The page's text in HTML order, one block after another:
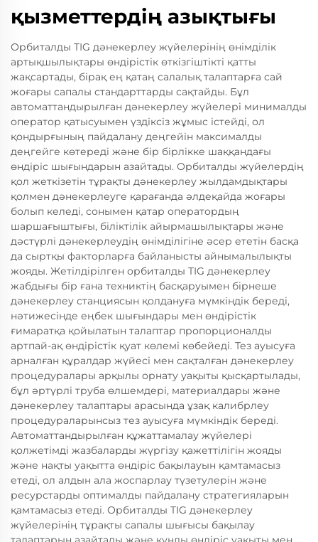
қызметтердің азықтығы
Орбиталды TIG дәнекерлеу жүйелерінің өнімділік
артықшылықтары өндірістік өткізгіштікті қатты
жақсартады, бірақ ең қатаң салалық талаптарға сай
жоғары сапалы стандарттарды сақтайды. Бұл
автоматтандырылған дәнекерлеу жүйелері минималды
оператор қатысуымен үздіксіз жұмыс істейді, ол
қондырғының пайдалану деңгейін максималды
деңгейге көтереді және бір бірлікке шаққандағы
өндіріс шығындарын азайтады. Орбиталды жүйелердің
қол жеткізетін тұрақты дәнекерлеу жылдамдықтары
қолмен дәнекерлеуге қарағанда әлдеқайда жоғары
болып келеді, сонымен қатар оператордың
шаршағыштығы, біліктілік айырмашылықтары және
дәстүрлі дәнекерлеудің өнімділігіне әсер ететін басқа
да сыртқы факторларға байланысты айнымалылықты
жояды. Жетілдірілген орбиталды TIG дәнекерлеу
жабдығы бір ғана техниктің басқаруымен бірнеше
дәнекерлеу станциясын қолдануға мүмкіндік береді,
нәтижесінде еңбек шығындары мен өндірістік
ғимаратқа қойылатын талаптар пропорционалды
артпай-ақ өндірістік қуат көлемі көбейеді. Тез ауысуға
арналған құралдар жүйесі мен сақталған дәнекерлеу
процедуралары арқылы орнату уақыты қысқартылады,
бұл әртүрлі труба өлшемдері, материалдары және
дәнекерлеу талаптары арасында ұзақ калибрлеу
процедураларынсыз тез ауысуға мүмкіндік береді.
Автоматтандырылған құжаттамалау жүйелері
қолжетімді жазбаларды жүргізу қажеттілігін жояды
және нақты уақытта өндіріс бақылауын қамтамасыз
етеді, ол алдын ала жоспарлау түзетулерін және
ресурстарды оптималды пайдалану стратегияларын
қамтамасыз етеді. Орбиталды TIG дәнекерлеу
жүйелерінің тұрақты сапалы шығысы бақылау